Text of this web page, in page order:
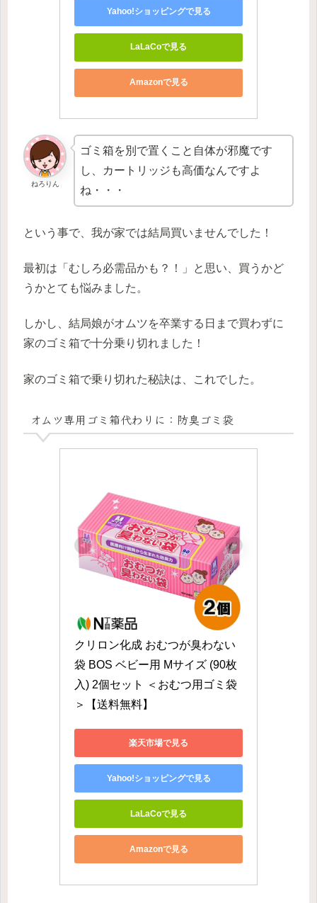
Yahoo!ショッピングで見る
LaLaCoで見る
Amazonで見る
ねろりん
ゴミ箱を別で置くこと自体が邪魔です
し、カートリッジも高価なんですよ
ね・・・
という事で、我が家では結局買いませんでした！
最初は「むしろ必需品かも？！」と思い、買うかど
うかとても悩みました。
しかし、結局娘がオムツを卒業する日まで買わずに
家のゴミ箱で十分乗り切れました！
家のゴミ箱で乗り切れた秘訣は、これでした。
オムツ専用ゴミ箱代わりに：防臭ゴミ袋
クリロン化成 おむつが臭わない
袋 BOS ベビー用 Mサイズ (90枚
入) 2個セット ＜おむつ用ゴミ袋
＞【送料無料】
楽天市場で見る
Yahoo!ショッピングで見る
LaLaCoで見る
Amazonで見る